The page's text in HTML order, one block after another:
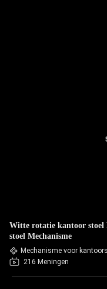
Witte rotatie kantoor stoel
stoel Mechanisme
Mechanisme voor
216 Meningen